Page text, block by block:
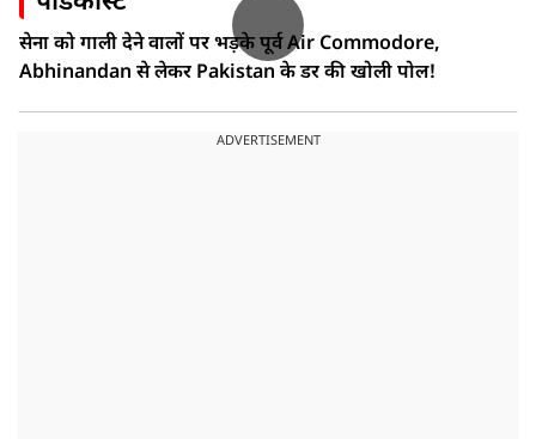
सेना को गाली देने वालों पर भड़के पूर्व Air Commodore,
Abhinandan से लेकर Pakistan के डर की खोली पोल!
ADVERTISEMENT